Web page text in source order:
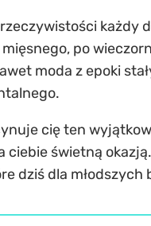
każdy
mięsnego, po
moda z epoki
cię ten
ciebie świetną
dziś dla